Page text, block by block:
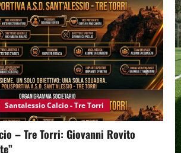
Santalessio Calcio - Tre Torri
– Tre Torri: Giovanni Rovito